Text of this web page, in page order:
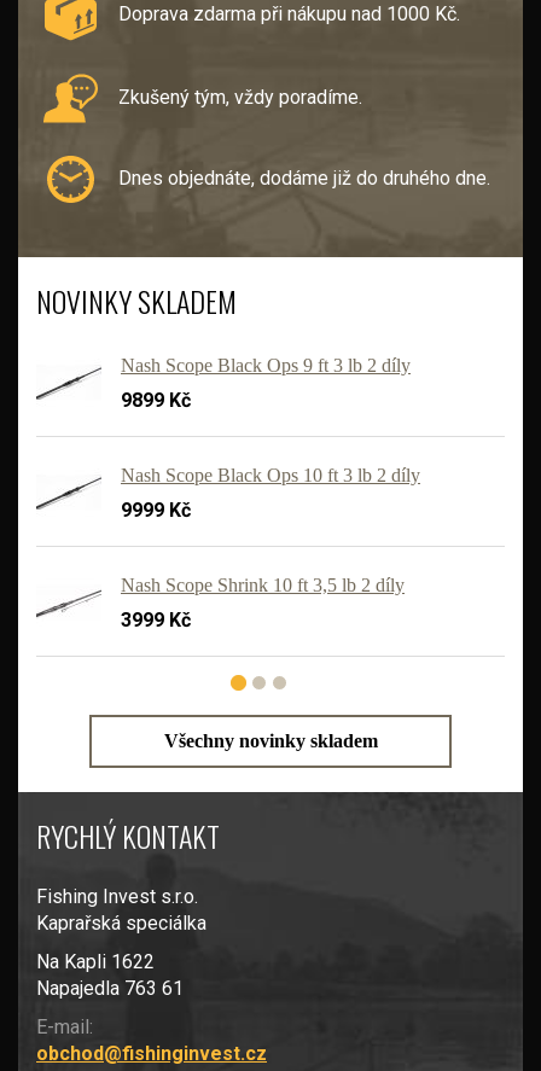
Doprava zdarma při nákupu nad 1000 Kč.
Zkušený tým, vždy poradíme.
Dnes objednáte, dodáme již do druhého dne.
NOVINKY SKLADEM
Nash Scope Black Ops 9 ft 3 lb 2 díly
9899 Kč
Nash Scope Black Ops 10 ft 3 lb 2 díly
9999 Kč
Nash Scope Shrink 10 ft 3,5 lb 2 díly
3999 Kč
Všechny novinky skladem
RYCHLÝ KONTAKT
Fishing Invest s.r.o.
Kaprařská speciálka
Na Kapli 1622
Napajedla 763 61
E-mail:
obchod@fishinginvest.cz